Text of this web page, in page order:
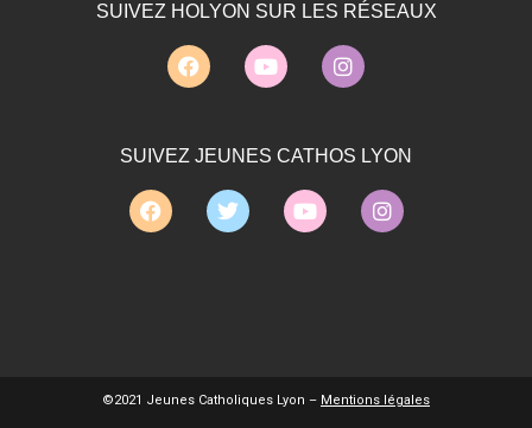
SUIVEZ HOLYON SUR LES RÉSEAUX
SUIVEZ JEUNES CATHOS LYON
©2021 Jeunes Catholiques Lyon – Mentions légales